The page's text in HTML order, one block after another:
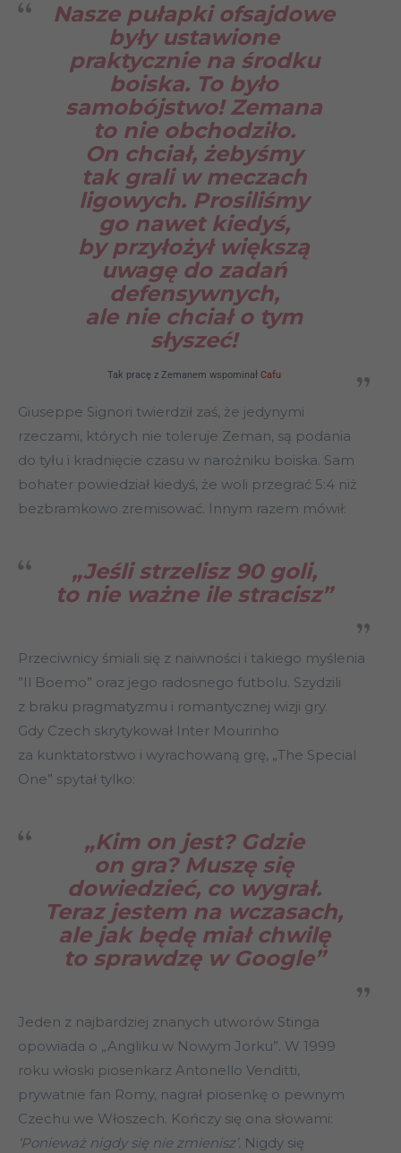
Nasze pułapki ofsajdowe
były ustawione
praktycznie na środku
boiska. To było
samobójstwo! Zemana
to nie obchodziło.
On chciał, żebyśmy
tak grali w meczach
ligowych. Prosiliśmy
go nawet kiedyś,
by przyłożył większą
uwagę do zadań
defensywnych,
ale nie chciał o tym
słyszeć!
Tak pracę z Zemanem wspominał Cafu
Giuseppe Signori twierdził zaś, że jedynymi
rzeczami, których nie toleruje Zeman, są podania
do tyłu i kradnięcie czasu w narożniku boiska. Sam
bohater powiedział kiedyś, że woli przegrać 5:4 niż
bezbramkowo zremisować. Innym razem mówił:
„Jeśli strzelisz 90 goli,
to nie ważne ile stracisz”
Przeciwnicy śmiali się z naiwności i takiego myślenia
”Il Boemo” oraz jego radosnego futbolu. Szydzili
z braku pragmatyzmu i romantycznej wizji gry.
Gdy Czech skrytykował Inter Mourinho
za kunktatorstwo i wyrachowaną grę, „The Special
One” spytał tylko:
„Kim on jest? Gdzie
on gra? Muszę się
dowiedzieć, co wygrał.
Teraz jestem na wczasach,
ale jak będę miał chwilę
to sprawdzę w Google”
Jeden z najbardziej znanych utworów Stinga
opowiada o „Angliku w Nowym Jorku”. W 1999
roku włoski piosenkarz Antonello Venditti,
prywatnie fan Romy, nagrał piosenkę o pewnym
Czechu we Włoszech. Kończy się ona słowami:
‘Ponieważ nigdy się nie zmienisz’. Nigdy się